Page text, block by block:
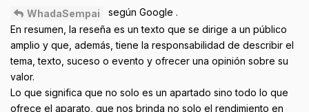
WhadaSempai
según Google .
En resumen, la reseña es un texto que se dirige a un público
amplio y que, además, tiene la responsabilidad de describir el
tema, texto, suceso o evento y ofrecer una opinión sobre su
valor.
Lo que significa que no solo es un apartado sino todo lo que
ofrece el aparato, que nos brinda no solo el rendimiento en